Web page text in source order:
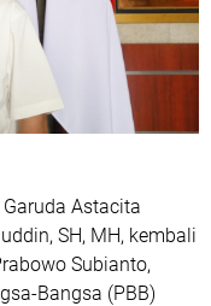
Astacita
SH, MH, kembali
Subianto,
Bangsa (PBB)